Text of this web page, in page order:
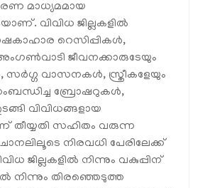
മാധ്യമമായ
വിവിധ ജില്ലകളില്‍
റെസിപ്പികള്‍,
അംഗണ്‍വാടി ജീവനക്കാരുടേയും
വാസനകള്‍, സ്ത്രീകളേയും
ബ്രോഷറുകള്‍,
വിവിധങ്ങളായ
തീയ്യതി സഹിതം വരുന്ന
നിരവധി പേരിലേക്ക്
ജില്ലകളില്‍ നിന്നും വകുപ്പിന്
നിന്നും തിരഞ്ഞെടുത്ത